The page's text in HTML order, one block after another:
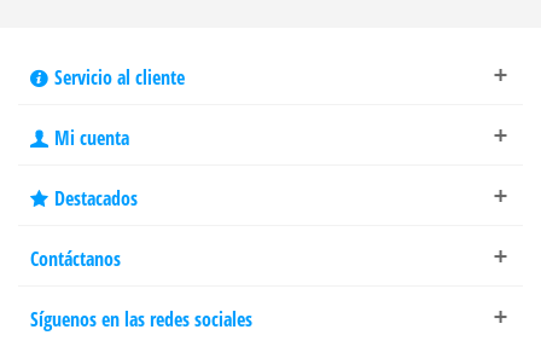
Servicio al cliente
Mi cuenta
Destacados
Contáctanos
Síguenos en las redes sociales